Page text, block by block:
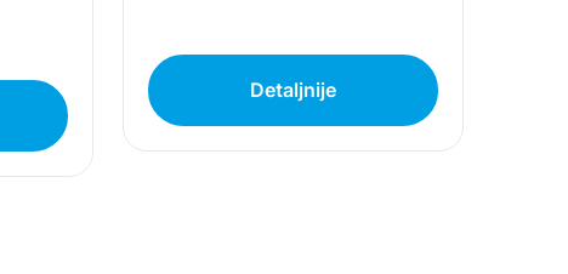
artikli u kutiji se mogu razlikovati u zavisnosti
Detaljnije